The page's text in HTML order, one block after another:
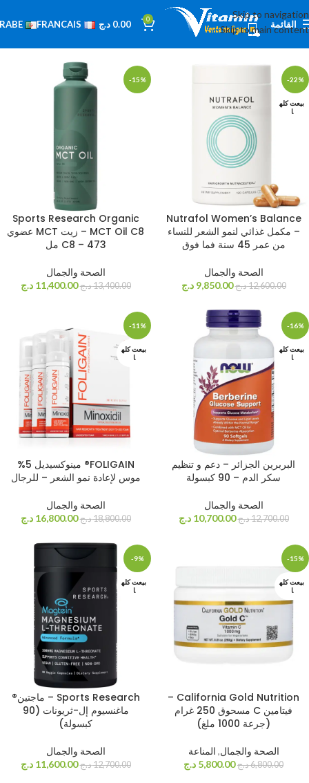
Skip to navigation
Skip to main content
القائمة 0
0.00 د.ج FRANCAIS
اظهار القائمة
-22%
بيعت كله
ا
Nutrafol Women’s Balance
– مكمل غذائي لنمو الشعر للنساء
من عمر 45 سنة فما فوق
الصحة والجمال
12,600.00د.ج 9,850.00 د.ج
-15%
Sports Research Organic
MCT Oil C8 – زيت MCT عضوي
C8 – 473 مل
الصحة والجمال
13,400.00د.ج 11,400.00 د.ج
-16%
بيعت كله
ا
البربرين الجزائر – دعم و تنظيم
سكر الدم – 90 كبسولة
الصحة والجمال
12,700.00د.ج 10,700.00 د.ج
-11%
بيعت كله
ا
FOLIGAIN® مينوكسيديل 5%
موس لإعادة نمو الشعر – للرجال
الصحة والجمال
18,800.00د.ج 16,800.00 د.ج
-15%
بيعت كله
ا
California Gold Nutrition –
فيتامين C مسحوق 250 غرام
(جرعة 1000 ملغ)
الصحة والجمال, المناعة
6,800.00د.ج 5,800.00 د.ج
-9%
بيعت كله
ا
Sports Research – ماجتين®
ماغنسيوم إل-ثريونات (90
كبسولة)
الصحة والجمال
12,700.00د.ج 11,600.00 د.ج